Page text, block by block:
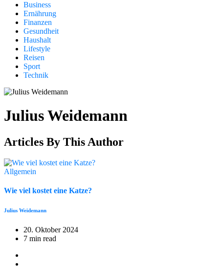
Business
Ernährung
Finanzen
Gesundheit
Haushalt
Lifestyle
Reisen
Sport
Technik
Julius Weidemann
Articles By This Author
Allgemein
Wie viel kostet eine Katze?
Julius Weidemann
20. Oktober 2024
7 min read